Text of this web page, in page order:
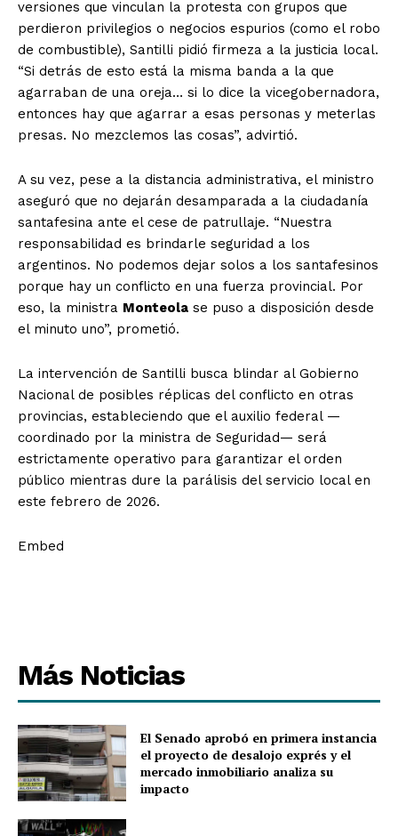
versiones que vinculan la protesta con grupos que
perdieron privilegios o negocios espurios (como el robo
de combustible), Santilli pidió firmeza a la justicia local.
“Si detrás de esto está la misma banda a la que
agarraban de una oreja… si lo dice la vicegobernadora,
entonces hay que agarrar a esas personas y meterlas
presas. No mezclemos las cosas”, advirtió.
A su vez, pese a la distancia administrativa, el ministro
aseguró que no dejarán desamparada a la ciudadanía
santafesina ante el cese de patrullaje. “Nuestra
responsabilidad es brindarle seguridad a los
argentinos. No podemos dejar solos a los santafesinos
porque hay un conflicto en una fuerza provincial. Por
eso, la ministra Monteola se puso a disposición desde
el minuto uno”, prometió.
La intervención de Santilli busca blindar al Gobierno
Nacional de posibles réplicas del conflicto en otras
provincias, estableciendo que el auxilio federal —
coordinado por la ministra de Seguridad— será
estrictamente operativo para garantizar el orden
público mientras dure la parálisis del servicio local en
este febrero de 2026.
Embed
Más Noticias
El Senado aprobó en primera instancia
el proyecto de desalojo exprés y el
mercado inmobiliario analiza su
impacto